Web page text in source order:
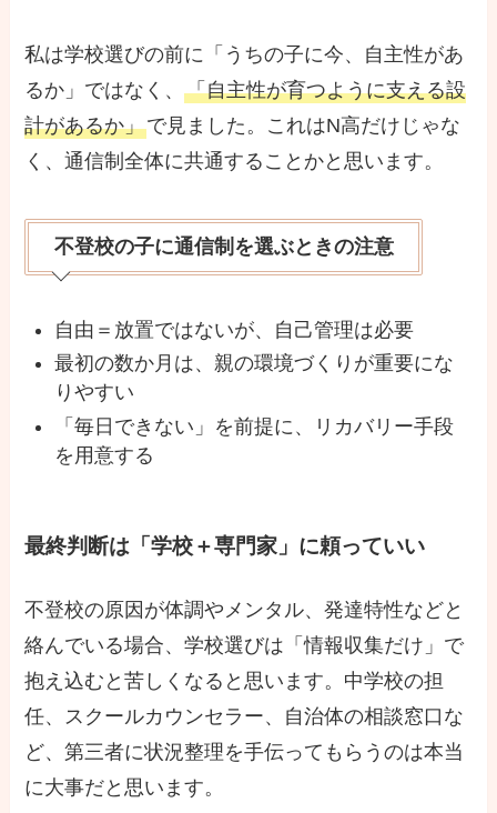
私は学校選びの前に「うちの子に今、自主性があ
るか」ではなく、「自主性が育つように支える設
計があるか」で見ました。これはN高だけじゃな
く、通信制全体に共通することかと思います。
不登校の子に通信制を選ぶときの注意
自由＝放置ではないが、自己管理は必要
最初の数か月は、親の環境づくりが重要にな
りやすい
「毎日できない」を前提に、リカバリー手段
を用意する
最終判断は「学校＋専門家」に頼っていい
不登校の原因が体調やメンタル、発達特性などと
絡んでいる場合、学校選びは「情報収集だけ」で
抱え込むと苦しくなると思います。中学校の担
任、スクールカウンセラー、自治体の相談窓口な
ど、第三者に状況整理を手伝ってもらうのは本当
に大事だと思います。